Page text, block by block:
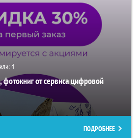
4
от сервиса цифровой
ПОДРОБНЕЕ